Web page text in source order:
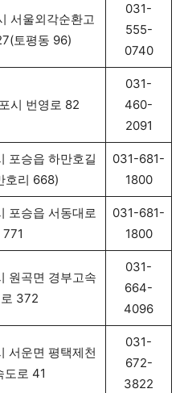
서울외각순환고
토평동 96)
031-
555-
0740
시 번영로 82
031-
460-
2091
포승읍 하만호길
호리 668)
031-681-
1800
포승읍 서동대로
771
031-681-
1800
원곡면 경부고속
372
031-
664-
4096
서운면 평택제천
도로 41
031-
672-
3822